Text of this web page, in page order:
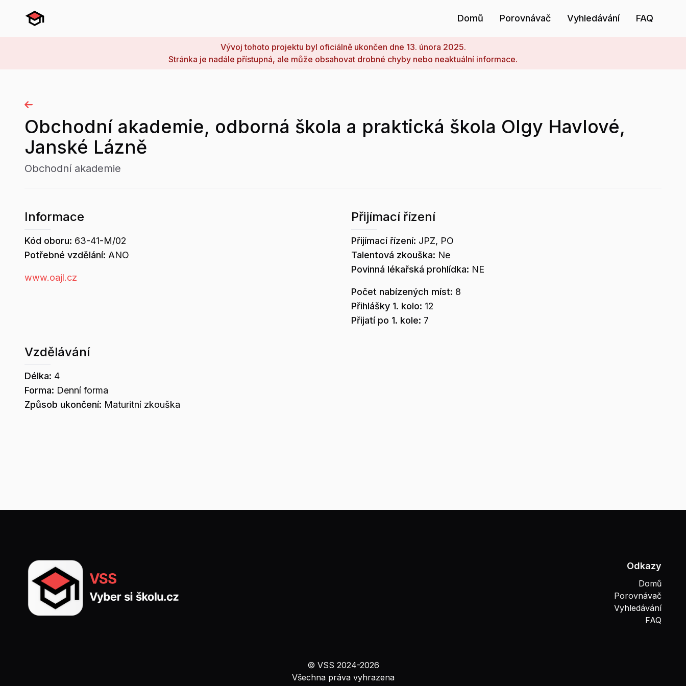
Domů Porovnávač Vyhledávání FAQ
Vývoj tohoto projektu byl oficiálně ukončen dne 13. února 2025.
Stránka je nadále přístupná, ale může obsahovat drobné chyby nebo neaktuální informace.
Obchodní akademie, odborná škola a praktická škola Olgy Havlové,
Janské Lázně
Obchodní akademie
Informace
Kód oboru: 63-41-M/02
Potřebné vzdělání: ANO
www.oajl.cz
Přijímací řízení
Přijímací řízení: JPZ, PO
Talentová zkouška: Ne
Povinná lékařská prohlídka: NE
Počet nabízených míst: 8
Přihlášky 1. kolo: 12
Přijatí po 1. kole: 7
Vzdělávání
Délka: 4
Forma: Denní forma
Způsob ukončení: Maturitní zkouška
Odkazy
Domů
Porovnávač
Vyhledávání
FAQ
© VSS 2024-2026
Všechna práva vyhrazena